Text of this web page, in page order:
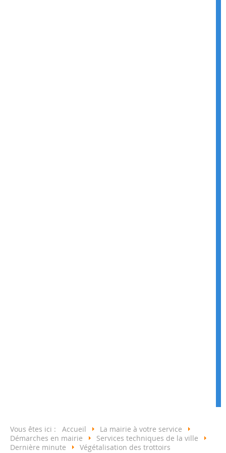
Vous êtes ici : Accueil
La mairie à votre service
Démarches en mairie
Services techniques de la ville
Dernière minute
Végétalisation des trottoirs